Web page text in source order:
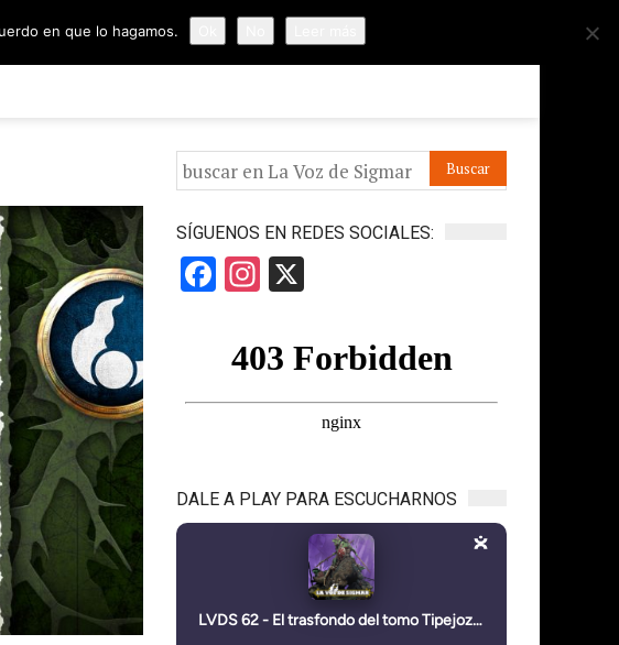
APÓYANOS IR A LA VOZ DE HORUS
SÍGUENOS EN REDES SOCIALES:
Facebook
Instagram
DALE A PLAY PARA ESCUCHARNOS
en que lo hagamos.